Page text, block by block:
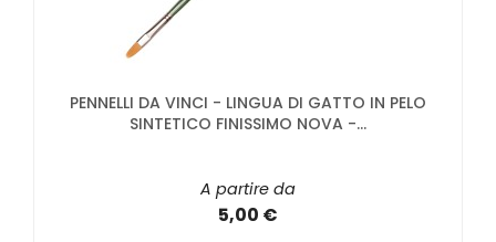
PENNELLI DA VINCI - LINGUA DI GATTO IN PELO
SINTETICO FINISSIMO NOVA -...
A partire da
5,00 €